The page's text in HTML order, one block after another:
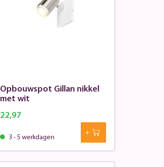
Opbouwspot Gillan nikkel
met wit
22,97
3 - 5 werkdagen